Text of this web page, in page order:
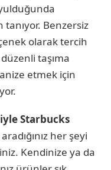
Benzersiz
olarak tercih
taşıma
etmek için
Starbucks
her şeyi
Kendinize ya da